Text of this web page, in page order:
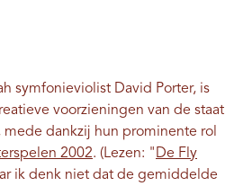
symfonieviolist David Porter, is
voorzieningen van de staat
dankzij hun prominente rol
2002. (Lezen: " De Fly
ik denk niet dat de gemiddelde